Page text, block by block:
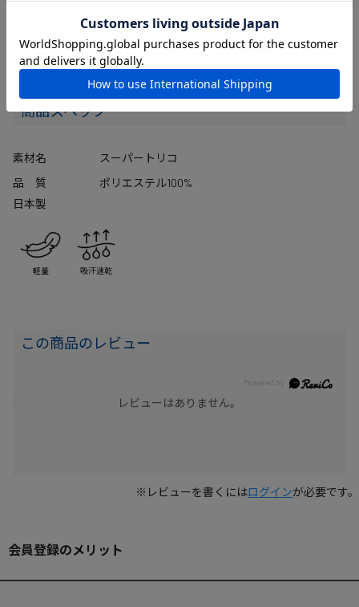
伝統的な帯デザインが特徴的な、チームウエアとしてもそろえや
すいベーシックなランニングシャツ。
商品スペック
素材名
スーパートリコ
品 質
ポリエステル100%
日本製
軽量 吸汗速乾
この商品のレビュー
レビューはありません。
※レビューを書くにはログインが必要です。
会員登録のメリット